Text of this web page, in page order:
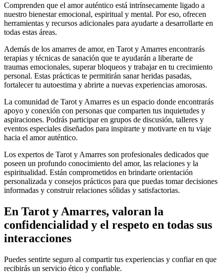
Comprenden que el amor auténtico está intrínsecamente ligado a
nuestro bienestar emocional, espiritual y mental. Por eso, ofrecen
herramientas y recursos adicionales para ayudarte a desarrollarte en
todas estas áreas.
Además de los amarres de amor, en Tarot y Amarres encontrarás
terapias y técnicas de sanación que te ayudarán a liberarte de
traumas emocionales, superar bloqueos y trabajar en tu crecimiento
personal. Estas prácticas te permitirán sanar heridas pasadas,
fortalecer tu autoestima y abrirte a nuevas experiencias amorosas.
La comunidad de Tarot y Amarres es un espacio donde encontrarás
apoyo y conexión con personas que comparten tus inquietudes y
aspiraciones. Podrás participar en grupos de discusión, talleres y
eventos especiales diseñados para inspirarte y motivarte en tu viaje
hacia el amor auténtico.
Los expertos de Tarot y Amarres son profesionales dedicados que
poseen un profundo conocimiento del amor, las relaciones y la
espiritualidad. Están comprometidos en brindarte orientación
personalizada y consejos prácticos para que puedas tomar decisiones
informadas y construir relaciones sólidas y satisfactorias.
En Tarot y Amarres, valoran la
confidencialidad y el respeto en todas sus
interacciones
Puedes sentirte seguro al compartir tus experiencias y confiar en que
recibirás un servicio ético y confiable.